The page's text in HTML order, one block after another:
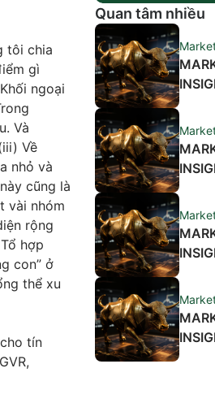
tôi chia
gì
ngoại
Và
Về
nhỏ và
cũng là
vài nhóm
rộng
hợp
con” ở
thể xu
tín
Quan tâm nhiều